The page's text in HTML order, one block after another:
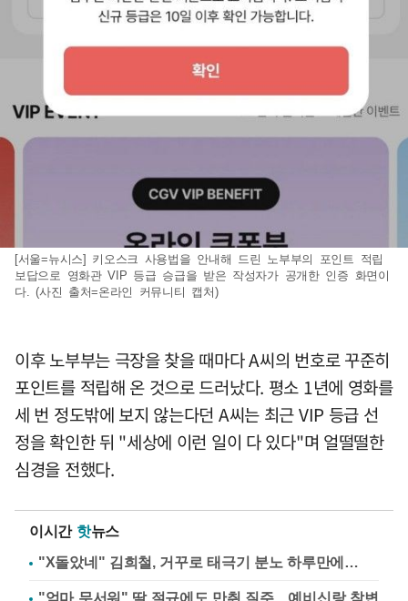
[서울=뉴시스] 키오스크 사용법을 안내해 드린 노부부의 포인트 적립
보답으로 영화관 VIP 등급 승급을 받은 작성자가 공개한 인증 화면이
다. (사진 출처=온라인 커뮤니티 캡처)
이후 노부부는 극장을 찾을 때마다 A씨의 번호로 꾸준히
포인트를 적립해 온 것으로 드러났다. 평소 1년에 영화를
세 번 정도밖에 보지 않는다던 A씨는 최근 VIP 등급 선
정을 확인한 뒤 "세상에 이런 일이 다 있다"며 얼떨떨한
심경을 전했다.
이시간 핫뉴스
"X돌았네" 김희철, 거꾸로 태극기 분노 하루만에…